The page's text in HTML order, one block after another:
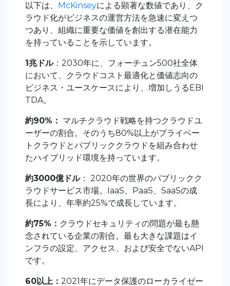
以下は、 McKinseyによる顕著な数値であり、ク
ラウド化がビジネスの運営方法を急速に変えつ
つあり、組織に重要な価値を創出する潜在能力
を持っていることを示しています。
1兆ドル：2030年に、フォーチュン500社全体
において、クラウドコスト最適化と価値志向の
ビジネス・ユースケースにより、増加しうるEBI
TDA。
約90%： マルチクラウド戦略を持つクラウドユ
ーザーの割合。そのうち80%以上がプライベー
トクラウドとパブリッククラウドを組み合わせ
たハイブリッド環境を持っています。
約3000億ドル： 2020年の世界のパブリックク
ラウドサービス市場。IaaS、PaaS、SaaSの成
長により、年率約25%で成長しています。
約75%： クラウドセキュリティの問題が最も懸
念されている企業の割合。最も大きな課題はイ
ンフラの設定、アクセス、および安全でないAPI
です。
60以上： 2021年にデータ保護のローカライゼー